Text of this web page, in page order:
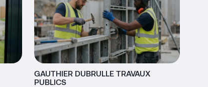
GAUTHIER DUBRULLE TRAVAUX
PUBLICS